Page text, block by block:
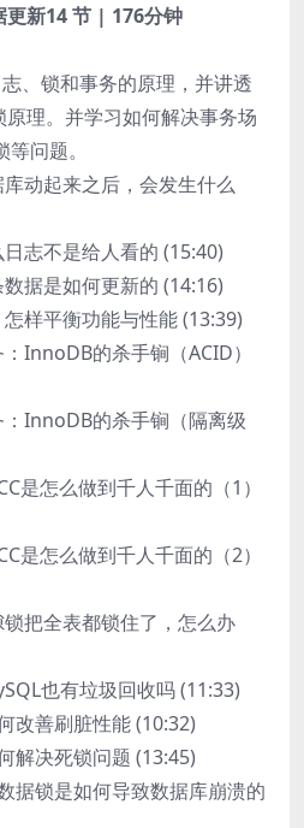
更新14 节 | 176分钟
、锁和事务的原理，并讲透
原理。并学习如何解决事务场
问题。
库动起来之后，会发生什么
志不是给人看的 (15:40)
据是如何更新的 (14:16)
样平衡功能与性能 (13:39)
InnoDB的杀手锏（ACID）
：InnoDB的杀手锏（隔离级
是怎么做到千人千面的（1）
是怎么做到千人千面的（2）
锁把全表都锁住了，怎么办
也有垃圾回收吗 (11:33)
改善刷脏性能 (10:32)
解决死锁问题 (13:45)
据锁是如何导致数据库崩溃的